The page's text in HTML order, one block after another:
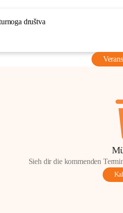
društva
Sieh dir die kommenden